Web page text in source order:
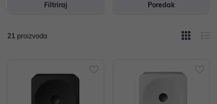
Filtriraj Poredak
21 proizvoda